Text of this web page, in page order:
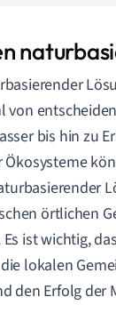
von
bis hin zu
örtlichen
ist wichtig,
lokalen
den Erfolg der